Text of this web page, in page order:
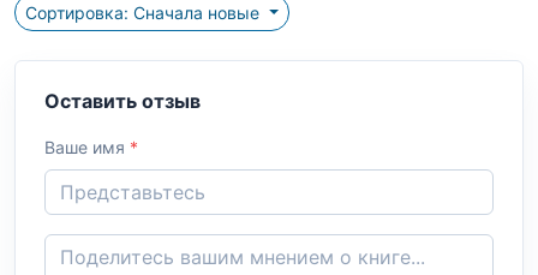
Сортировка: Сначала новые
Оставить отзыв
Ваше имя *